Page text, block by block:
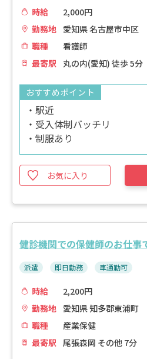
時給
2,000円
勤務地
愛知県 名古屋市中区
職種
看護師
最寄駅
丸の内(愛知) 徒歩 5分
おすすめポイント
・駅近
・受入体制バッチリ
・制服あり
お気に入り
健診機関での保健師のお仕事
派遣 即日勤務 車通勤可
時給
2,200円
勤務地
愛知県 知多郡東浦町
職種
産業保健
最寄駅 尾張森岡 その他 7分